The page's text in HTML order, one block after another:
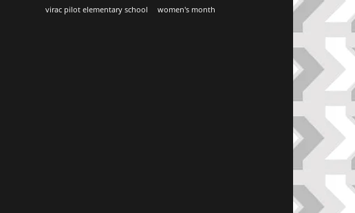
virac pilot elementary school women's month